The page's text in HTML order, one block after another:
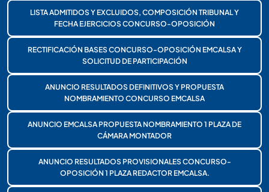
LISTA ADMITIDOS Y EXCLUIDOS, COMPOSICIÓN TRIBUNAL Y
FECHA EJERCICIOS CONCURSO-OPOSICIÓN
RECTIFICACIÓN BASES CONCURSO-OPOSICIÓN EMCALSA Y
SOLICITUD DE PARTICIPACIÓN
ANUNCIO RESULTADOS DEFINITIVOS Y PROPUESTA
NOMBRAMIENTO CONCURSO EMCALSA
ANUNCIO EMCALSA PROPUESTA NOMBRAMIENTO 1 PLAZA DE
CÁMARA MONTADOR
ANUNCIO RESULTADOS PROVISIONALES CONCURSO-
OPOSICIÓN 1 PLAZA REDACTOR EMCALSA.